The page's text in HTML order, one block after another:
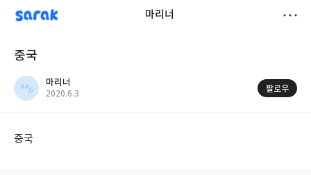
sarak 마리너
중국
마리너
작
2020.6.3
팔로우
중국